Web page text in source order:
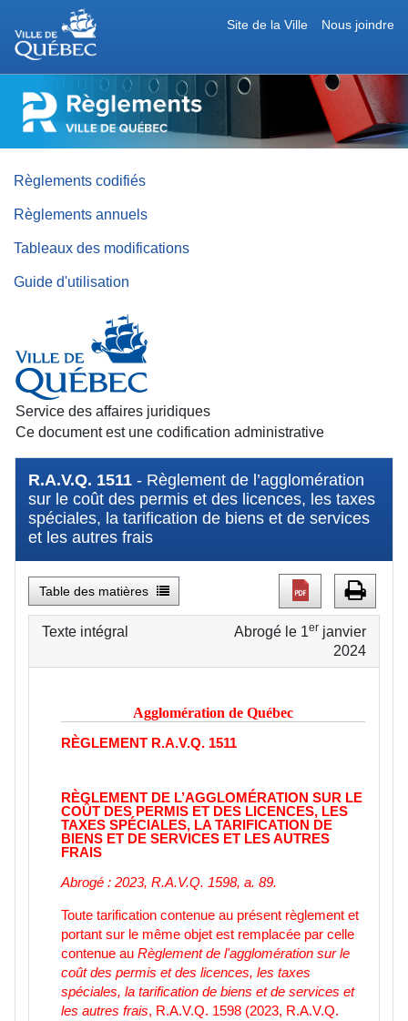
Nous joindre
Site de la Ville
RÈGLEMENTS
DE
QUÉBEC
Règlements codifiés
Règlements annuels
Tableaux des modifications
Guide d'utilisation
Service des affaires juridiques
Ce document est une codification administrative
R.A.V.Q. 1511 - Règlement de l’agglomération
sur le coût des permis et des licences, les taxes
spéciales, la tarification de biens et de services
et les autres frais
Table des matières
Texte intégral Abrogé le 1erjanvier
2024
Agglomération de Québec
RÈGLEMENT R.A.V.Q. 1511
RÈGLEMENT DE L’AGGLOMÉRATION SUR LE
COÛT DES PERMIS ET DES LICENCES, LES
TAXES SPÉCIALES, LA TARIFICATION DE
BIENS ET DE SERVICES ET LES AUTRES
FRAIS
Abrogé : 2023, R.A.V.Q. 1598, a. 89.
Toute tarification contenue au présent règlement et
portant sur le même objet est remplacée par celle
contenue auRèglement de l'agglomération sur le
coût des permis et des licences, les taxes
spéciales, la tarification de biens et de services et
les autres frais, R.A.V.Q. 1598 (2023, R.A.V.Q.